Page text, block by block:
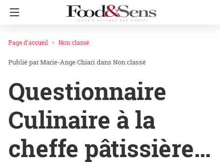
Page d'accueil Non classé
Marie-Ange Chiari dans Non classé
Questionnaire
Culinaire à la
cheffe pâtissière…